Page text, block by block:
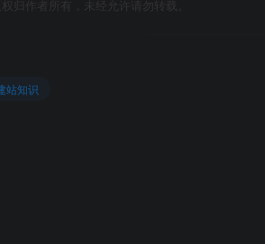
权归作者所有，未经允许请勿转载。
站知识